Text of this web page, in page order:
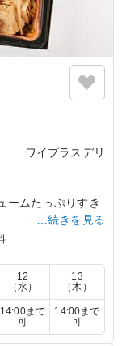
ワイプラスデリ
ームたっぷりすき
ています！
い。 牛好き煮
の部位もしっか
かる。 煮物・
…続きを見る
12
（水）
13
（木）
14:00まで
可
14:00まで
可